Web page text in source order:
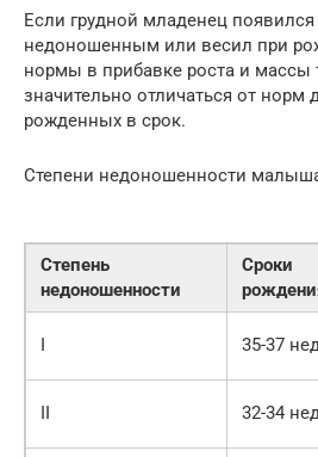
Если грудной младенец появился
недоношенным или весил при
нормы в прибавке роста и массы
значительно отличаться от
рожденных в срок.
Степени недоношенности
Степень
недоношенности
Сроки
I 35-37
II 32-34